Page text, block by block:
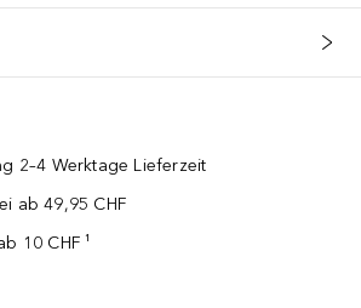
2–4 Werktage Lieferzeit
ab 49,95 CHF
10 CHF ¹